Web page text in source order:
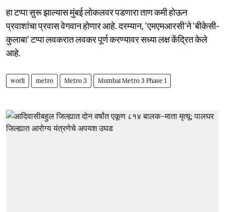
हा टप्पा सुरू झाल्यास मुंबई लोकलवर पडणारा ताण कमी होऊन
प्रवाशांचा प्रवास वेगवान होणार आहे. दरम्यान, ‘एमएमआरसी’ने ‘बीकेसी-
कुलाबा’ टप्पा लवकरात लवकर पूर्ण करण्यावर सध्या लक्ष केंद्रित केले
आहे.
worli metro Metro 3 Mumbai Metro 3 Phase 1